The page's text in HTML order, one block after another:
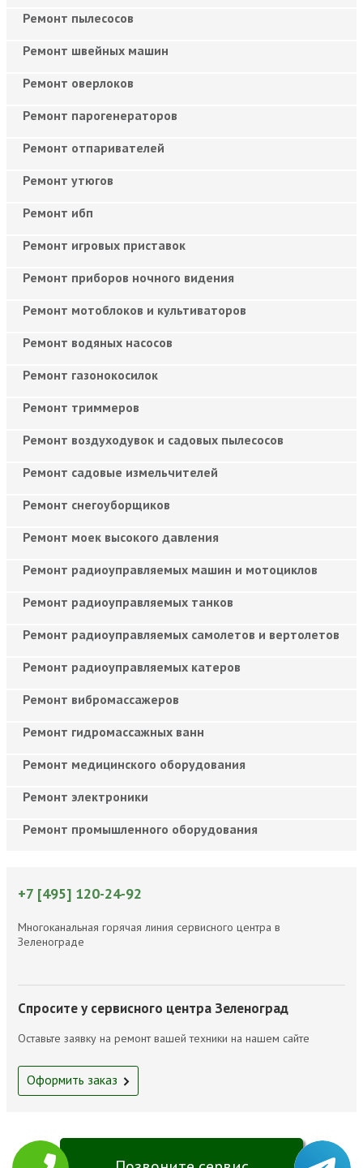
Ремонт пылесосов
Ремонт швейных машин
Ремонт оверлоков
Ремонт парогенераторов
Ремонт отпаривателей
Ремонт утюгов
Ремонт ибп
Ремонт игровых приставок
Ремонт приборов ночного видения
Ремонт мотоблоков и культиваторов
Ремонт водяных насосов
Ремонт газонокосилок
Ремонт триммеров
Ремонт воздуходувок и садовых пылесосов
Ремонт садовые измельчителей
Ремонт снегоуборщиков
Ремонт моек высокого давления
Ремонт радиоуправляемых машин и мотоциклов
Ремонт радиоуправляемых танков
Ремонт радиоуправляемых самолетов и вертолетов
Ремонт радиоуправляемых катеров
Ремонт вибромассажеров
Ремонт гидромассажных ванн
Ремонт медицинского оборудования
Ремонт электроники
Ремонт промышленного оборудования
+7 [495] 120-24-92
Многоканальная горячая линия сервисного центра в
Зеленограде
Спросите у сервисного центра Зеленоград
Оставьте заявку на ремонт вашей техники на нашем сайте
Оформить заказ